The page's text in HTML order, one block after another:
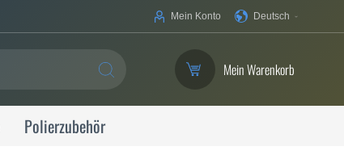
Ihre
Deutsch
Mein Konto
SUCHE Mein Warenkorb
Polierzubehör